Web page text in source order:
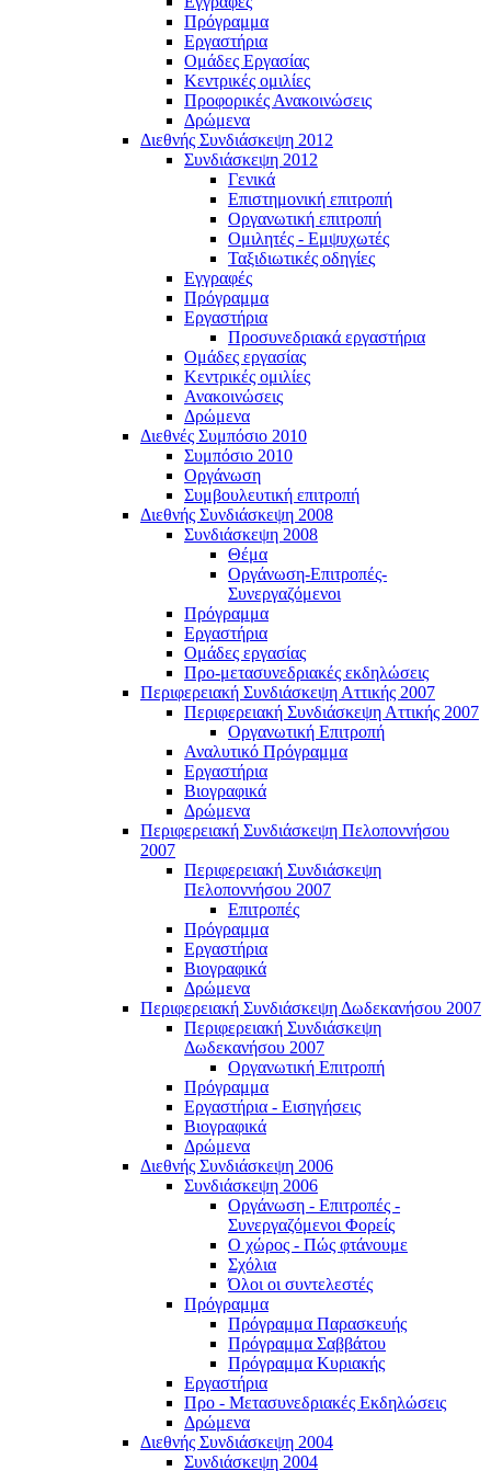
Πρόγραμμα
Εργαστήρια
Ομάδες Εργασίας
Κεντρικές ομιλίες
Προφορικές Ανακοινώσεις
Δρώμενα
Διεθνής Συνδιάσκεψη 2012
Συνδιάσκεψη 2012
Γενικά
Επιστημονική επιτροπή
Οργανωτική επιτροπή
Ομιλητές - Εμψυχωτές
Ταξιδιωτικές οδηγίες
Εγγραφές
Πρόγραμμα
Εργαστήρια
Προσυνεδριακά εργαστήρια
Ομάδες εργασίας
Κεντρικές ομιλίες
Ανακοινώσεις
Δρώμενα
Διεθνές Συμπόσιο 2010
Συμπόσιο 2010
Οργάνωση
Συμβουλευτική επιτροπή
Διεθνής Συνδιάσκεψη 2008
Συνδιάσκεψη 2008
Θέμα
Οργάνωση-Επιτροπές-
Συνεργαζόμενοι
Πρόγραμμα
Εργαστήρια
Ομάδες εργασίας
Προ-μετασυνεδριακές εκδηλώσεις
Περιφερειακή Συνδιάσκεψη Αττικής 2007
Περιφερειακή Συνδιάσκεψη Αττικής 2007
Οργανωτική Επιτροπή
Αναλυτικό Πρόγραμμα
Εργαστήρια
Βιογραφικά
Δρώμενα
Περιφερειακή Συνδιάσκεψη Πελοποννήσου
2007
Περιφερειακή Συνδιάσκεψη
Πελοποννήσου 2007
Επιτροπές
Πρόγραμμα
Εργαστήρια
Βιογραφικά
Δρώμενα
Περιφερειακή Συνδιάσκεψη Δωδεκανήσου 2007
Περιφερειακή Συνδιάσκεψη
Δωδεκανήσου 2007
Οργανωτική Επιτροπή
Πρόγραμμα
Εργαστήρια - Εισηγήσεις
Βιογραφικά
Δρώμενα
Διεθνής Συνδιάσκεψη 2006
Συνδιάσκεψη 2006
Οργάνωση - Επιτροπές -
Συνεργαζόμενοι Φορείς
Ο χώρος - Πώς φτάνουμε
Σχόλια
Όλοι οι συντελεστές
Πρόγραμμα
Πρόγραμμα Παρασκευής
Πρόγραμμα Σαββάτου
Πρόγραμμα Κυριακής
Εργαστήρια
Προ - Μετασυνεδριακές Εκδηλώσεις
Δρώμενα
Διεθνής Συνδιάσκεψη 2004
Συνδιάσκεψη 2004